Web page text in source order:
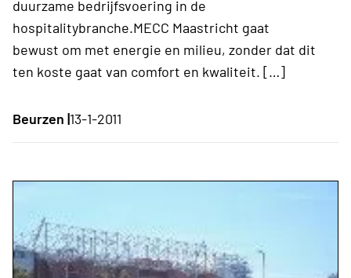
duurzame bedrijfsvoering in de
hospitalitybranche.MECC Maastricht gaat
bewust om met energie en milieu, zonder dat dit
ten koste gaat van comfort en kwaliteit. […]
Beurzen |13-1-2011